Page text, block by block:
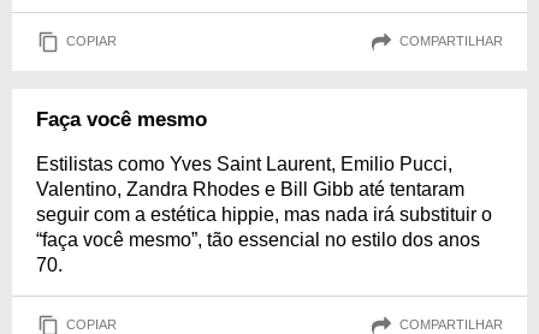
COPIAR COMPARTILHAR
Faça você mesmo
Estilistas como Yves Saint Laurent, Emilio Pucci,
Valentino, Zandra Rhodes e Bill Gibb até tentaram
seguir com a estética hippie, mas nada irá substituir o
“faça você mesmo”, tão essencial no estilo dos anos
70.
COPIAR COMPARTILHAR